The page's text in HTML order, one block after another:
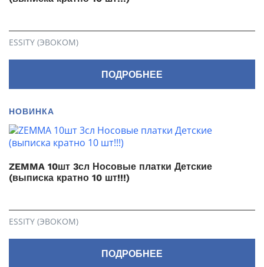
ESSITY (ЭВОКОМ)
ПОДРОБНЕЕ
НОВИНКА
ZEMMA 10шт 3сл Носовые платки Детские
(выписка кратно 10 шт!!!)
ESSITY (ЭВОКОМ)
ПОДРОБНЕЕ